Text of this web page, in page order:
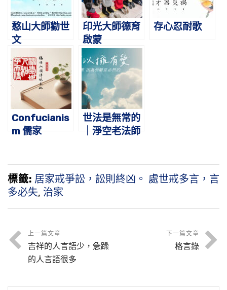
憨山大師勸世
文
印光大師德育
啟蒙
存心忍耐歌
Confucianis
m 儒家
世法是無常的
｜淨空老法師
標籤: 居家戒爭訟，訟則終凶。 處世戒多言，言
多必失, 治家
上一篇文章
吉祥的人言語少，急躁
的人言語很多
下一篇文章
格言錄